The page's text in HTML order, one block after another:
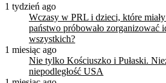
1 tydzień ago
Wczasy w PRL i dzieci, które
państwo próbowało zorganizować
wszystkich?
1 miesiąc ago
Nie tylko Kościuszko i Pułaski.
niepodległość USA